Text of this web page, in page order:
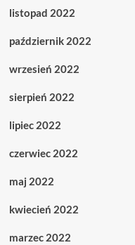
listopad 2022
październik 2022
wrzesień 2022
sierpień 2022
lipiec 2022
czerwiec 2022
maj 2022
kwiecień 2022
marzec 2022